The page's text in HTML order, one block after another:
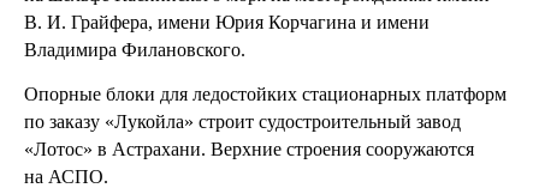
В. И. Грайфера, имени Юрия Корчагина и имени
Владимира Филановского.
Опорные блоки для ледостойких стационарных платформ
по заказу «Лукойла» строит судостроительный завод
«Лотос» в Астрахани. Верхние строения сооружаются
на АСПО.